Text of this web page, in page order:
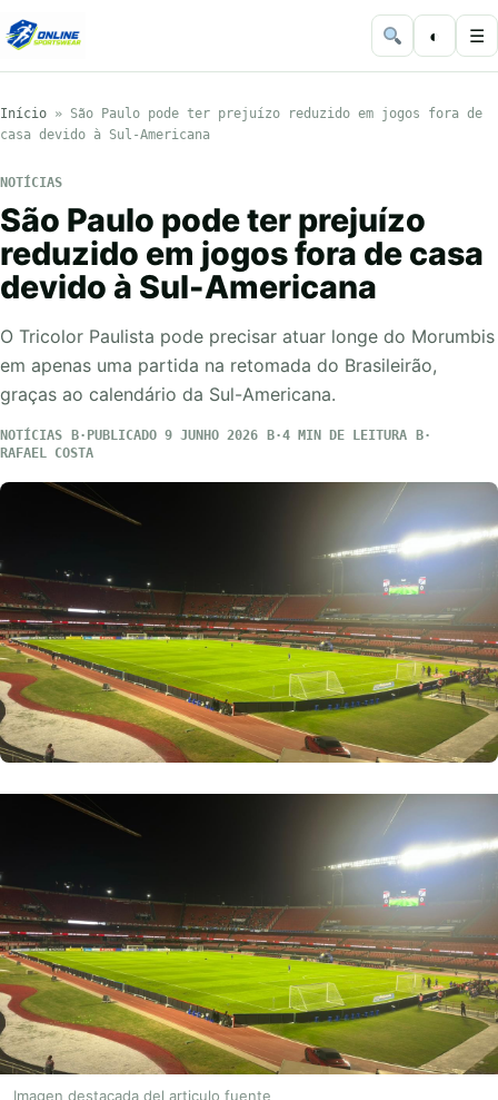
◐ ☰
Início » São Paulo pode ter prejuízo reduzido em jogos fora de
casa devido à Sul-Americana
NOTÍCIAS
São Paulo pode ter prejuízo
reduzido em jogos fora de casa
devido à Sul-Americana
O Tricolor Paulista pode precisar atuar longe do Morumbis
em apenas uma partida na retomada do Brasileirão,
graças ao calendário da Sul-Americana.
NOTÍCIAS PUBLICADO 9 JUNHO 2026
4 MIN DE LEITURA
RAFAEL COSTA
Imagen destacada del articulo fuente